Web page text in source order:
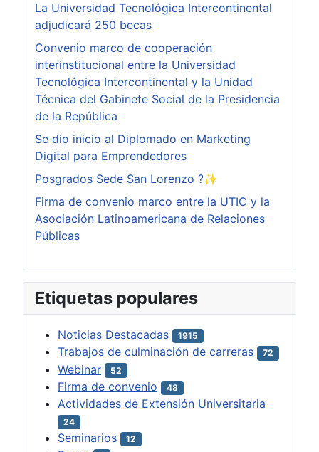
La Universidad Tecnológica Intercontinental
adjudicará 250 becas
Convenio marco de cooperación
interinstitucional entre la Universidad
Tecnológica Intercontinental y la Unidad
Técnica del Gabinete Social de la Presidencia
de la República
Se dio inicio al Diplomado en Marketing
Digital para Emprendedores
Posgrados Sede San Lorenzo ?✨
Firma de convenio marco entre la UTIC y la
Asociación Latinoamericana de Relaciones
Públicas
Etiquetas populares
Noticias Destacadas 1915
Trabajos de culminación de carreras 72
Webinar 52
Firma de convenio 48
Actividades de Extensión Universitaria
24
Seminarios 12